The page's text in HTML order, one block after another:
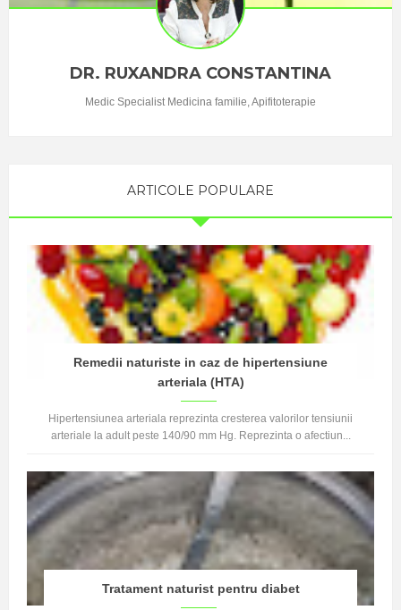
DR. RUXANDRA CONSTANTINA
Medic Specialist Medicina familie, Apifitoterapie
ARTICOLE POPULARE
Remedii naturiste in caz de hipertensiune
arteriala (HTA)
Hipertensiunea arteriala reprezinta cresterea valorilor tensiunii
arteriale la adult peste 140/90 mm Hg. Reprezinta o afectiun...
Tratament naturist pentru diabet